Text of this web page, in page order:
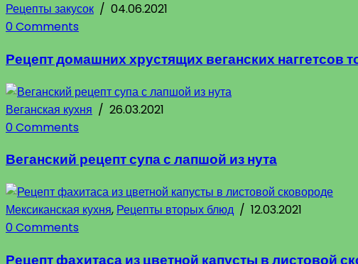
Рецепты закусок / 04.06.2021
0 Comments
Рецепт домашних хрустящих веганских наггетсов
Веганская кухня / 26.03.2021
0 Comments
Веганский рецепт супа с лапшой из нута
Мексиканская кухня, Рецепты вторых блюд / 12.03.2021
0 Comments
Рецепт фахитаса из цветной капусты в листовой